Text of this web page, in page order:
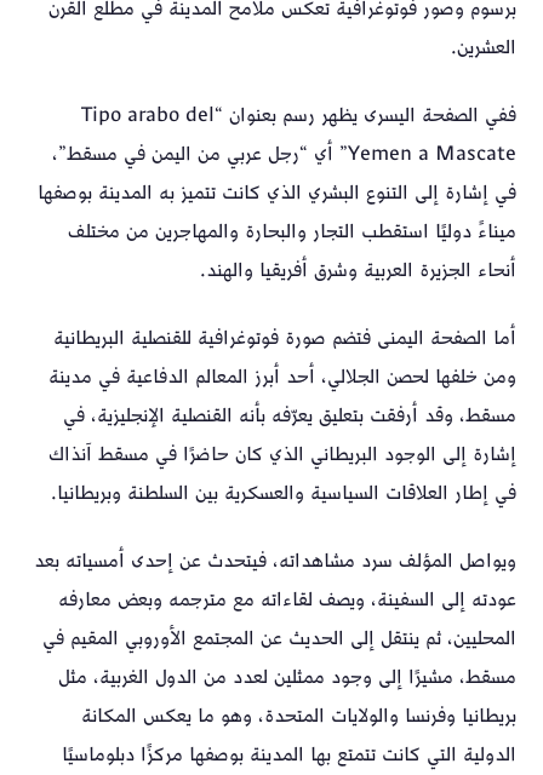
برسوم وصور فوتوغرافية تعكس ملامح المدينة في مطلع القرن
العشرين.
ففي الصفحة اليسرى يظهر رسم بعنوان “Tipo arabo del
Yemen a Mascate” أي “رجل عربي من اليمن في مسقط”،
في إشارة إلى التنوع البشري الذي كانت تتميز به المدينة بوصفها
ميناءً دوليًا استقطب التجار والبحارة والمهاجرين من مختلف
أنحاء الجزيرة العربية وشرق أفريقيا والهند.
أما الصفحة اليمنى فتضم صورة فوتوغرافية للقنصلية البريطانية
ومن خلفها لحصن الجلالي، أحد أبرز المعالم الدفاعية في مدينة
مسقط، وقد أرفقت بتعليق يعرّفه بأنه القنصلية الإنجليزية، في
إشارة إلى الوجود البريطاني الذي كان حاضرًا في مسقط آنذاك
في إطار العلاقات السياسية والعسكرية بين السلطنة وبريطانيا.
ويواصل المؤلف سرد مشاهداته، فيتحدث عن إحدى أمسياته بعد
عودته إلى السفينة، ويصف لقاءاته مع مترجمه وبعض معارفه
المحليين، ثم ينتقل إلى الحديث عن المجتمع الأوروبي المقيم في
مسقط، مشيرًا إلى وجود ممثلين لعدد من الدول الغربية، مثل
بريطانيا وفرنسا والولايات المتحدة، وهو ما يعكس المكانة
الدولية التي كانت تتمتع بها المدينة بوصفها مركزًا دبلوماسيًا